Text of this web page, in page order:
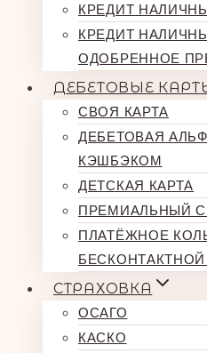
КРЕДИТ
КРЕДИТ
ОДОБРЕННОЕ
ДЕБЕТОВЫЕ
СВОЯ КАРТА
ДЕБЕТОВАЯ
КЭШБЭКОМ
ДЕТСКАЯ КАРТА
ПРЕМИАЛЬНЫЙ
ПЛАТЁЖНОЕ
СТРАХОВКА
ОСАГО
КАСКО